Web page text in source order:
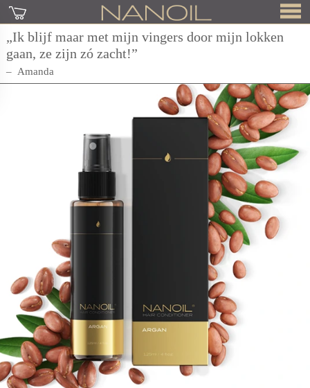
„Ik blijf maar met mijn vingers door mijn lokken
gaan, ze zijn zó zacht!”
Amanda